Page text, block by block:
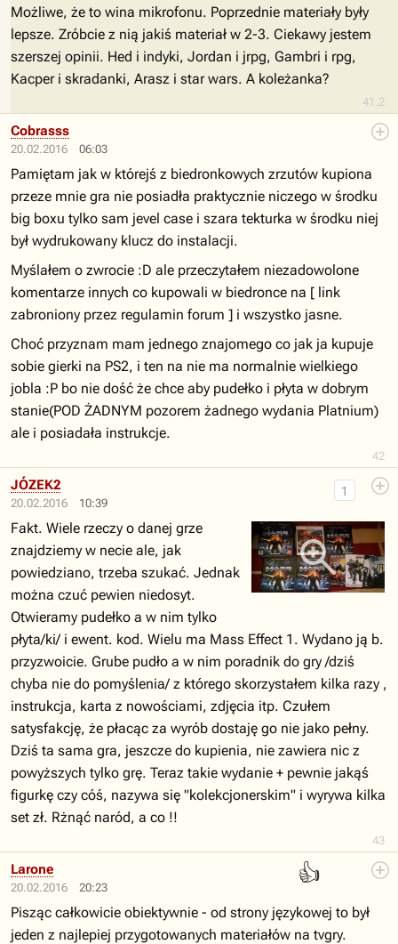
41.2
Możliwe, że to wina mikrofonu. Poprzednie materiały były
lepsze. Zróbcie z nią jakiś materiał w 2-3. Ciekawy jestem
szerszej opinii. Hed i indyki, Jordan i jrpg, Gambri i rpg,
Kacper i skradanki, Arasz i star wars. A koleżanka?
20.02.2016 06:03
42
Cobrasss
Pamiętam jak w którejś z biedronkowych zrzutów kupiona
przeze mnie gra nie posiadła praktycznie niczego w środku
big boxu tylko sam jevel case i szara tekturka w środku niej
był wydrukowany klucz do instalacji.
Myślałem o zwrocie :D ale przeczytałem niezadowolone
komentarze innych co kupowali w biedronce na [ link
zabroniony przez regulamin forum ] i wszystko jasne.
Choć przyznam mam jednego znajomego co jak ja kupuje
sobie gierki na PS2, i ten na nie ma normalnie wielkiego
jobla :P bo nie dość że chce aby pudełko i płyta w dobrym
stanie(POD ŻADNYM pozorem żadnego wydania Platnium)
ale i posiadała instrukcje.
20.02.2016 10:39
43
1
JÓZEK2
Fakt. Wiele rzeczy o danej grze
znajdziemy w necie ale, jak
powiedziano, trzeba szukać. Jednak
można czuć pewien niedosyt.
Otwieramy pudełko a w nim tylko
płyta/ki/ i ewent. kod. Wielu ma Mass Effect 1. Wydano ją b.
przyzwoicie. Grube pudło a w nim poradnik do gry /dziś
chyba nie do pomyślenia/ z którego skorzystałem kilka razy ,
instrukcja, karta z nowościami, zdjęcia itp. Czułem
satysfakcję, że płacąc za wyrób dostaję go nie jako pełny.
Dziś ta sama gra, jeszcze do kupienia, nie zawiera nic z
powyższych tylko grę. Teraz takie wydanie + pewnie jakąś
figurkę czy cóś, nazywa się "kolekcjonerskim" i wyrywa kilka
set zł. Rżnąć naród, a co !!
20.02.2016 20:23
👍
Larone
Pisząc całkowicie obiektywnie - od strony językowej to był
jeden z najlepiej przygotowanych materiałów na tvgry.